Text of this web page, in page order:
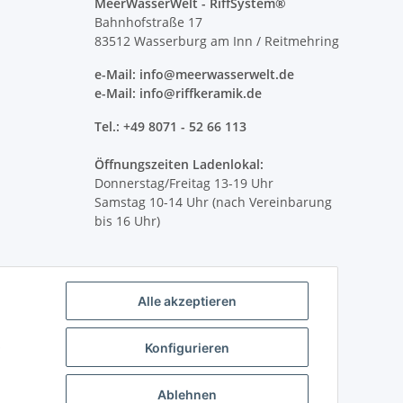
Alle akzeptieren
Konfigurieren
Ablehnen
Bahnhofstraße 17
83512 Wasserburg am Inn / Reitmehring
e-Mail: info@meerwasserwelt.de
e-Mail: info@riffkeramik.de
Tel.: +49 8071 - 52 66 113
Öffnungszeiten Ladenlokal:
Donnerstag/Freitag 13-19 Uhr
Samstag 10-14 Uhr (nach Vereinbarung
bis 16 Uhr)